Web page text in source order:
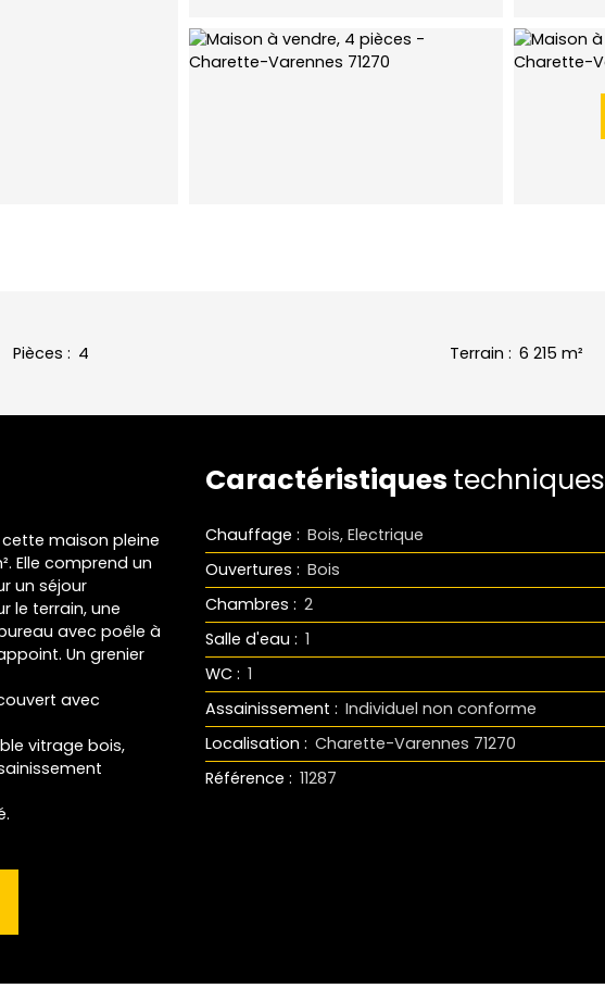
Pièces : 4 Terrain : 6 215 m²
maison pleine
Elle comprend un
un séjour
le terrain, une
avec poêle à
Un grenier
avec
vitrage bois,
Caractéristiques techniques
Chauffage : Bois, Electrique
Ouvertures : Bois
Chambres : 2
Salle d'eau : 1
WC : 1
Assainissement : Individuel non conforme
Localisation : Charette-Varennes 71270
Référence : 11287